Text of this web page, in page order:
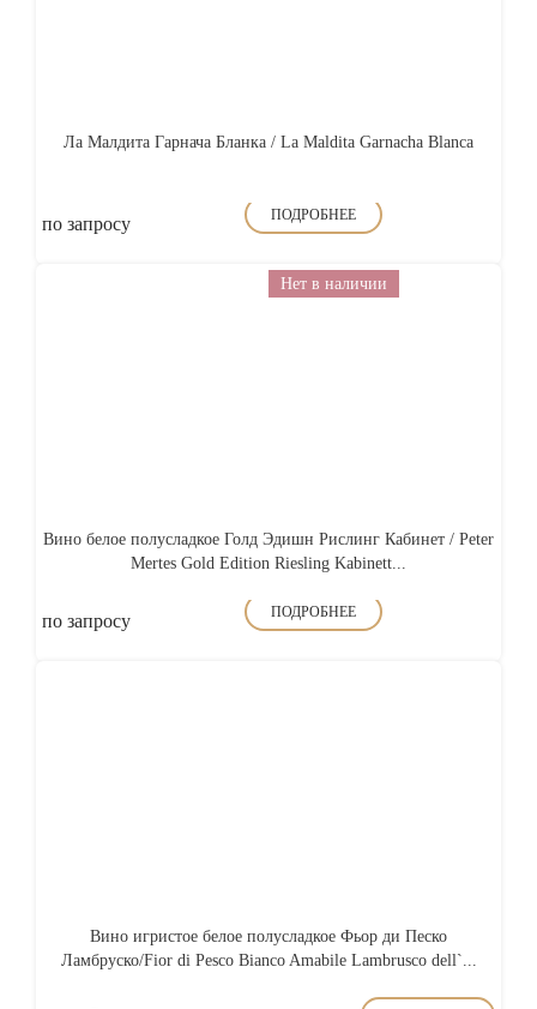
Ла Малдита Гарнача Бланка / La Maldita Garnacha Blanca
по запросу ПОДРОБНЕЕ
Нет в наличии
Вино белое полусладкое Голд Эдишн Рислинг Кабинет / Peter
Mertes Gold Edition Riesling Kabinett...
по запросу ПОДРОБНЕЕ
Вино игристое белое полусладкое Фьор ди Песко
Ламбруско/Fior di Pesco Bianco Amabile Lambrusco dell`...